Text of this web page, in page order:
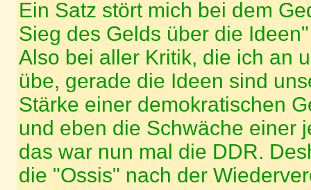
Ein Satz stört mich bei dem
Sieg des Gelds über die Ideen"
Also bei aller Kritik, die ich an
übe, gerade die Ideen sind
Stärke einer demokratischen
und eben die Schwäche einer
das war nun mal die DDR.
die "Ossis" nach der